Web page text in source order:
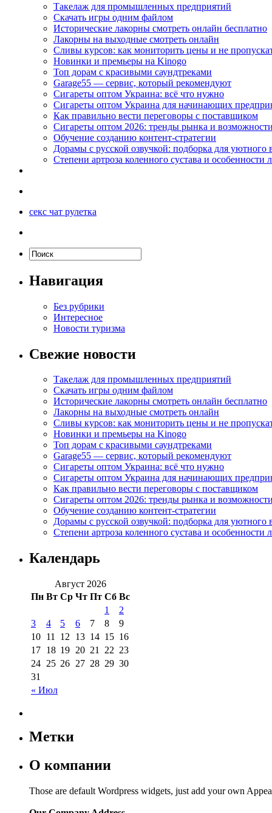
Такелаж для промышленных предприятий
Скачать игры одним файлом
Исторические лакорны смотреть онлайн бесплатно
Лакорны на выходные смотреть онлайн
Сливы курсов: как мониторить цены и не
Новинки и премьеры на Kinogo
Топ дорам с красивыми саундтреками
Garage55 — сервис, который рекомендуют
Сигареты оптом Украина: всё что нужно
Сигареты оптом Украина для начинающих
Как правильно вести переговоры с поставщиком
Сигареты оптом 2026: тренды рынка и возможности
Обучение созданию контент-стратегии
Дорамы с русской озвучкой: подборка для уютного
Степени артроза коленного сустава и особенности
секс чат рулетка
Навигация
Без рубрики
Интересное
Новости туризма
Свежие новости
Такелаж для промышленных предприятий
Скачать игры одним файлом
Исторические лакорны смотреть онлайн бесплатно
Лакорны на выходные смотреть онлайн
Сливы курсов: как мониторить цены и не
Новинки и премьеры на Kinogo
Топ дорам с красивыми саундтреками
Garage55 — сервис, который рекомендуют
Сигареты оптом Украина: всё что нужно
Сигареты оптом Украина для начинающих
Как правильно вести переговоры с поставщиком
Сигареты оптом 2026: тренды рынка и возможности
Обучение созданию контент-стратегии
Дорамы с русской озвучкой: подборка для уютного
Степени артроза коленного сустава и особенности
Календарь
Август 2026
Пн Вт Ср Чт Пт Сб Вс
« Июл
1
2
3
4 5 6 7 8
9
10 11 12 13 14 15 16
17 18 19 20 21 22 23
24 25 26 27 28 29 30
31
Метки
О компании
Those are default Wordpress widgets, just add your own